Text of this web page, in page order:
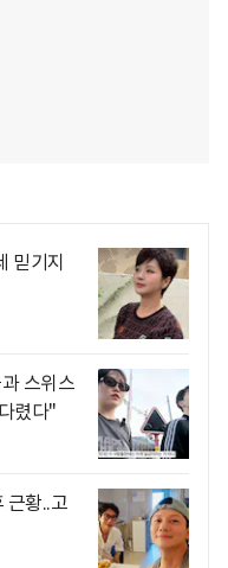
믿기지
스위스
렸다"
근황..고